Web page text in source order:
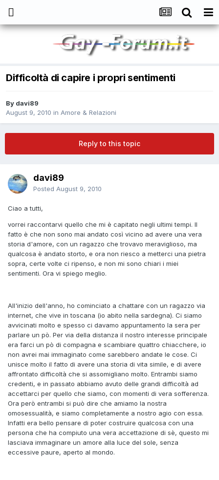
Difficoltà di capire i propri sentimenti
By davi89
August 9, 2010 in Amore & Relazioni
Reply to this topic
davi89
Posted August 9, 2010
Ciao a tutti,
vorrei raccontarvi quello che mi è capitato negli ultimi tempi. Il
fatto è che non sono mai andato così vicino ad avere una vera
storia d'amore, con un ragazzo che trovavo meraviglioso, ma
qualcosa è andato storto, e ora non riesco a metterci una pietra
sopra, certe volte ci ripenso, e non mi sono chiari i miei
sentimenti. Ora vi spiego meglio.
All'inizio dell'anno, ho cominciato a chattare con un ragazzo via
internet, che vive in toscana (io abito nella sardegna). Ci siamo
avvicinati molto e spesso ci davamo appuntamento la sera per
parlare un pò. Per via della distanza il nostro interesse principale
era farci un pò di compagna e scambiare quattro chiacchere, io
non avrei mai immaginato come sarebbero andate le cose. Ci
unisce molto il fatto di avere una storia di vita simile, e di avere
affrontato difficoltà che si assomigliano molto. Entrambi siamo
credenti, e in passato abbiamo avuto delle grandi difficoltà ad
accettarci per quello che siamo, con momenti di vera sofferenza.
Ora però entrambi si può dire che amiamo la nostra
omosessualità, e siamo completamente a nostro agio con essa.
Infatti era bello pensare di poter costruire qualcosa con una
persona che ha compiuto una vera accettazione di sè, questo mi
lasciava immaginare un amore alla luce del sole, senza
eccessive paure, aperto al mondo.